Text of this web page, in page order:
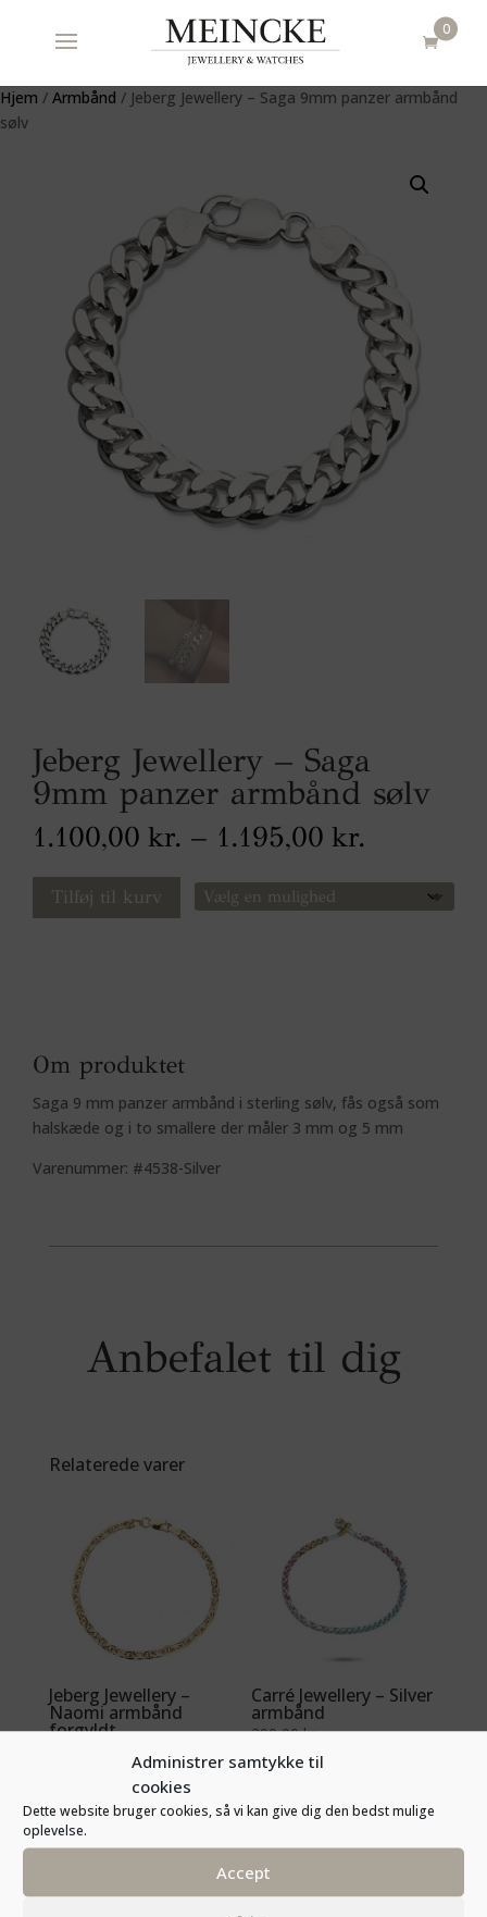
Administrer samtykke til
cookies
Dette website bruger cookies, så vi kan give dig den bedst mulige
oplevelse.
Accept
0
Hjem / Armbånd / Jeberg Jewellery – Saga 9mm panzer armbånd
sølv
Jeberg Jewellery – Saga
9mm panzer armbånd sølv
1.100,00 kr. – 1.195,00 kr.
til
1.195,00
Størrelse
Tilføj til kurv
Om produktet
Saga 9 mm panzer armbånd i sterling sølv, fås også som
halskæde og i to smallere der måler 3 mm og 5 mm
Varenummer: #4538-Silver
Anbefalet til dig
Relaterede varer
Jeberg Jewellery –
Naomi armbånd
forgyldt
Carré Jewellery – Silver
armbånd
390,00kr.